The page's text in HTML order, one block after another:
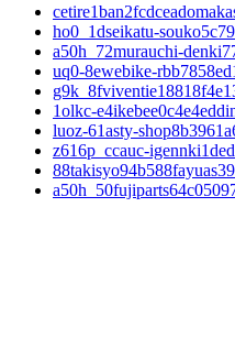
ho0_1dseikatu-
a50h_72murauchi-
uq0-8ewebike-
1olkc-
luoz-61asty-
z616p_ccauc-